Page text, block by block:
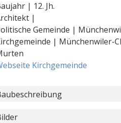
| 12. Jh.
|
Gemeinde |
| Münchenwiler-
Kirchgemeinde